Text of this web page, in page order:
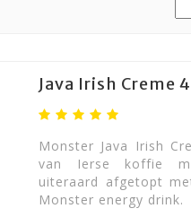
Java Irish Creme
Monster Java Irish
van Ierse koffie
uiteraard afgetopt
Monster energy drink.